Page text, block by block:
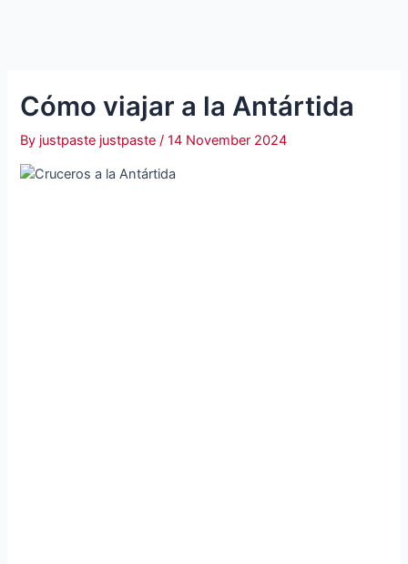
Cómo viajar a la Antártida
By justpaste justpaste/14 November 2024